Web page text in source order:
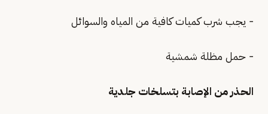
- يجب شرب كميات كافية من المياه والسوائل
- حمل مظلة شمشية
الحذر من الإصابة بتسلخات جلدية